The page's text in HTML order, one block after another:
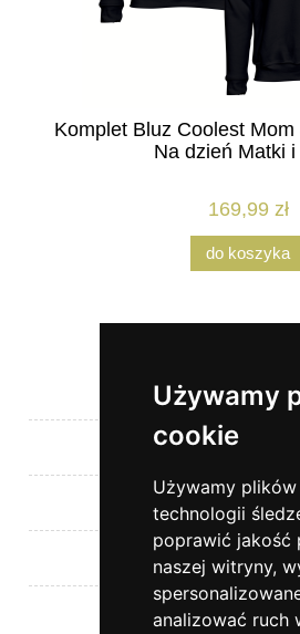
Używamy
cookie
Używamy
technologii
poprawić jakość
naszej witryny,
analizować ruch
Komplet Bluz Coolest
Na dzień Matki
169,99 zł
do koszyka
Pomoc
Moje konto
Płatności i
Informacje
O nas